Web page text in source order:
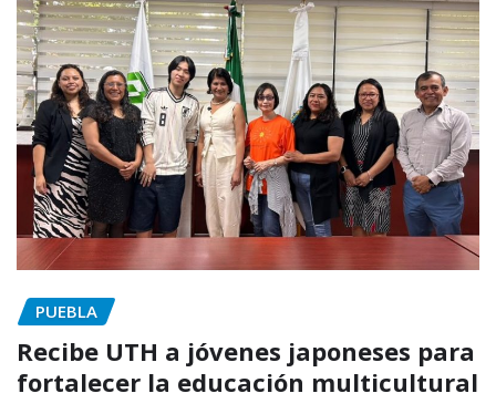
PUEBLA
Recibe UTH a jóvenes japoneses para
fortalecer la educación multicultural